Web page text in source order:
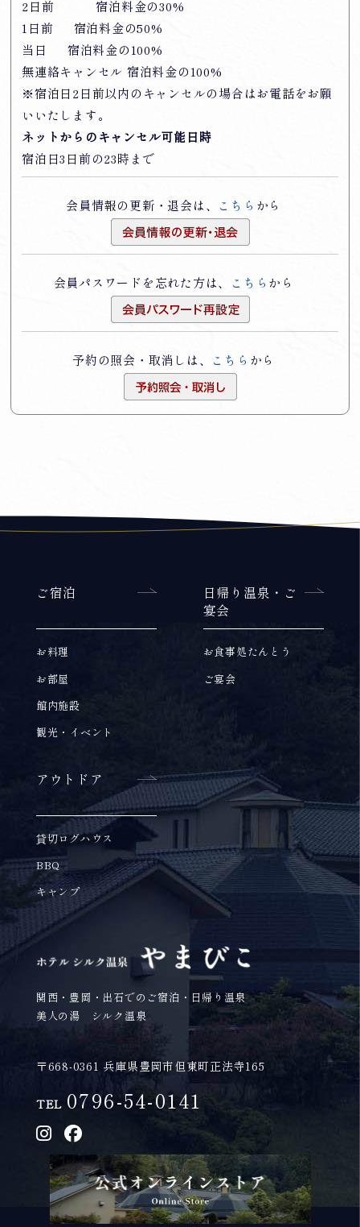
2日前 宿泊料金の30%
1日前 宿泊料金の50%
当日 宿泊料金の100%
無連絡キャンセル 宿泊料金の100%
※宿泊日2日前以内のキャンセルの場合はお電話をお願
いいたします。
ネットからのキャンセル可能日時
宿泊日3日前の23時まで
会員情報の更新・退会は、 こちら から
会員パスワードを忘れた方は、 こちら から
予約の照会・取消しは、 こちら から
ご宿泊
お料理
お部屋
館内施設
観光・イベント
日帰り温泉・ご
宴会
お食事処たんとう
ご宴会
アウトドア
貸切ログハウス
BBQ
キャンプ
関西・豊岡・出石でのご宿泊・日帰り温泉
美人の湯 シルク温泉
〒668-0361 兵庫県豊岡市但東町正法寺165
TEL 0796-54-0141